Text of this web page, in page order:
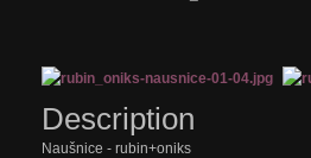
Description
Naušnice - rubin+oniks